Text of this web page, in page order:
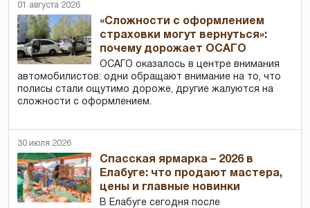
01 августа 2026
«Сложности с оформлением
страховки могут вернуться»:
почему дорожает ОСАГО
ОСАГО оказалось в центре внимания
автомобилистов: одни обращают внимание на то, что
полисы стали ощутимо дороже, другие жалуются на
сложности с оформлением.
30 июля 2026
Спасская ярмарка – 2026 в
Елабуге: что продают мастера,
цены и главные новинки
В Елабуге сегодня после